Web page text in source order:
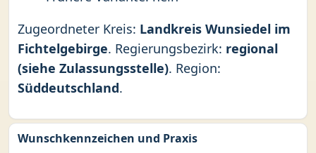
Zugeordneter Kreis: Landkreis Wunsiedel im
Fichtelgebirge. Regierungsbezirk: regional
(siehe Zulassungsstelle). Region:
Süddeutschland.
Wunschkennzeichen und Praxis